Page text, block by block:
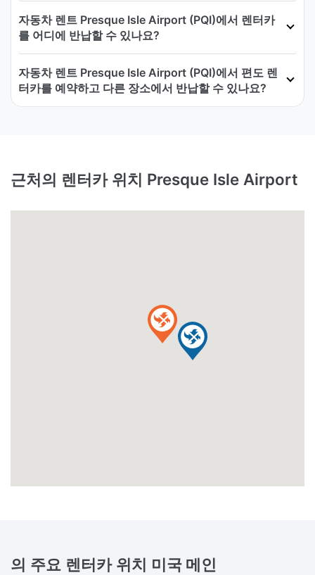
자동차 렌트 Presque Isle Airport (PQI)에서 렌터카
를 어디에 반납할 수 있나요?
자동차 렌트 Presque Isle Airport (PQI)에서 편도 렌
터카를 예약하고 다른 장소에서 반납할 수 있나요?
근처의 렌터카 위치 Presque Isle Airport
의 주요 렌터카 위치 미국 메인